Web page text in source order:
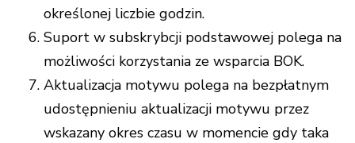
określonej liczbie godzin.
Suport w subskrybcji podstawowej polega na
możliwości korzystania ze wsparcia BOK.
Aktualizacja motywu polega na bezpłatnym
udostępnieniu aktualizacji motywu przez
wskazany okres czasu w momencie gdy taka